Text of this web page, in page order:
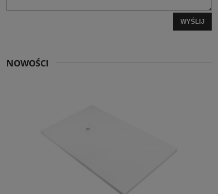
WYŚLIJ
NOWOŚCI